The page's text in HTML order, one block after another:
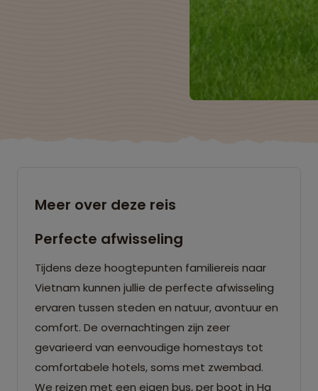
Meer over deze reis
Perfecte afwisseling
Tijdens deze hoogtepunten familiereis naar
Vietnam kunnen jullie de perfecte afwisseling
ervaren tussen steden en natuur, avontuur en
comfort. De overnachtingen zijn zeer
gevarieerd van eenvoudige homestays tot
comfortabele hotels, soms met zwembad.
We reizen met een eigen bus, per boot in Ha